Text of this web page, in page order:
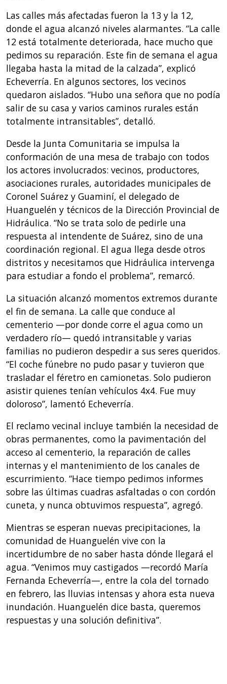
Las calles más afectadas fueron la 13 y la 12,
donde el agua alcanzó niveles alarmantes. “La calle
12 está totalmente deteriorada, hace mucho que
pedimos su reparación. Este fin de semana el agua
llegaba hasta la mitad de la calzada”, explicó
Echeverría. En algunos sectores, los vecinos
quedaron aislados. “Hubo una señora que no podía
salir de su casa y varios caminos rurales están
totalmente intransitables”, detalló.
Desde la Junta Comunitaria se impulsa la
conformación de una mesa de trabajo con todos
los actores involucrados: vecinos, productores,
asociaciones rurales, autoridades municipales de
Coronel Suárez y Guaminí, el delegado de
Huanguelén y técnicos de la Dirección Provincial de
Hidráulica. “No se trata solo de pedirle una
respuesta al intendente de Suárez, sino de una
coordinación regional. El agua llega desde otros
distritos y necesitamos que Hidráulica intervenga
para estudiar a fondo el problema”, remarcó.
La situación alcanzó momentos extremos durante
el fin de semana. La calle que conduce al
cementerio —por donde corre el agua como un
verdadero río— quedó intransitable y varias
familias no pudieron despedir a sus seres queridos.
“El coche fúnebre no pudo pasar y tuvieron que
trasladar el féretro en camionetas. Solo pudieron
asistir quienes tenían vehículos 4x4. Fue muy
doloroso”, lamentó Echeverría.
El reclamo vecinal incluye también la necesidad de
obras permanentes, como la pavimentación del
acceso al cementerio, la reparación de calles
internas y el mantenimiento de los canales de
escurrimiento. “Hace tiempo pedimos informes
sobre las últimas cuadras asfaltadas o con cordón
cuneta, y nunca obtuvimos respuesta”, agregó.
Mientras se esperan nuevas precipitaciones, la
comunidad de Huanguelén vive con la
incertidumbre de no saber hasta dónde llegará el
agua. “Venimos muy castigados —recordó María
Fernanda Echeverría—, entre la cola del tornado
en febrero, las lluvias intensas y ahora esta nueva
inundación. Huanguelén dice basta, queremos
respuestas y una solución definitiva”.